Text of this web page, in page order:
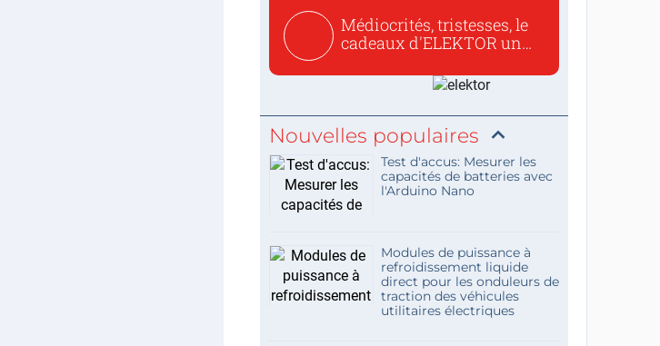
Médiocrités, tristesses, le
cadeaux d'ELEKTOR un
Nouvelles populaires
Test d'accus: Mesurer les
capacités de batteries avec
l'Arduino Nano
Modules de puissance à
refroidissement liquide
direct pour les onduleurs de
traction des véhicules
utilitaires électriques